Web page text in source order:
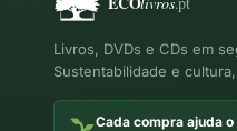
Livros, DVDs e CDs em
Sustentabilidade e
Cada compra ajuda